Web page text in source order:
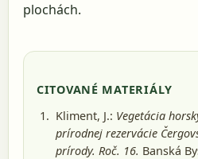
plochách.
CITOVANÉ MATERIÁLY
Kliment, J.: Vegetácia
prírodnej rezervácie
prírody. Roč. 16. Banská